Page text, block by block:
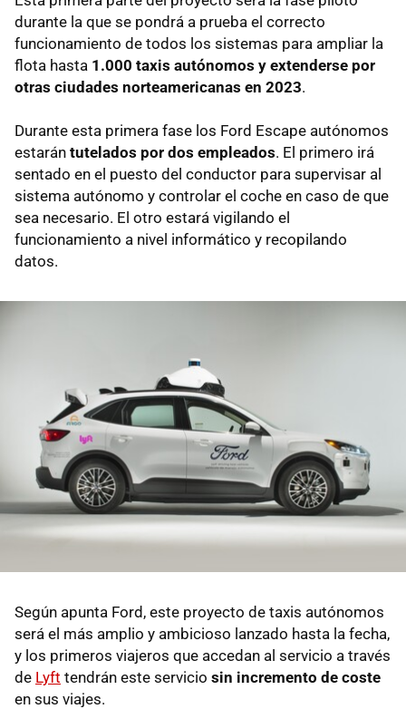
durante la que se pondrá a prueba el correcto
funcionamiento de todos los sistemas para ampliar la
flota hasta 1.000 taxis autónomos y extenderse por
otras ciudades norteamericanas en 2023.
Durante esta primera fase los Ford Escape autónomos
estarán tutelados por dos empleados. El primero irá
sentado en el puesto del conductor para supervisar al
sistema autónomo y controlar el coche en caso de que
sea necesario. El otro estará vigilando el
funcionamiento a nivel informático y recopilando
datos.
Según apunta Ford, este proyecto de taxis autónomos
será el más amplio y ambicioso lanzado hasta la fecha,
y los primeros viajeros que accedan al servicio a través
de Lyft tendrán este servicio sin incremento de coste
en sus viajes.